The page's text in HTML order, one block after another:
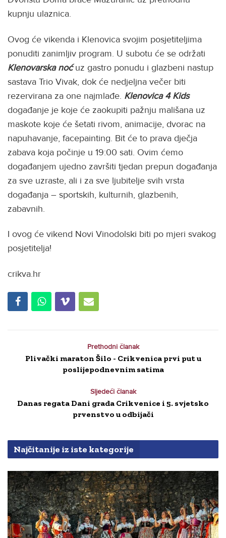
kupnju ulaznica.
Ovog će vikenda i Klenovica svojim posjetiteljima
ponuditi zanimljiv program. U subotu će se održati
Klenovarska noćuz gastro ponudu i glazbeni nastup
sastava Trio Vivak, dok će nedjeljna večer biti
rezervirana za one najmlađe. Klenovica 4 Kids
događanje je koje će zaokupiti pažnju mališana uz
maskote koje će šetati rivom, animacije, dvorac na
napuhavanje, facepainting. Bit će to prava dječja
zabava koja počinje u 19:00 sati. Ovim ćemo
događanjem ujedno završiti tjedan prepun događanja
za sve uzraste, ali i za sve ljubitelje svih vrsta
događanja – sportskih, kulturnih, glazbenih,
zabavnih.
I ovog će vikend Novi Vinodolski biti po mjeri svakog
posjetitelja!
crikva.hr
Prethodni članak
Plivački maraton Šilo - Crikvenica prvi put u
poslijepodnevnim satima
Sljedeći članak
Danas regata Dani grada Crikvenice i 5. svjetsko
prvenstvo u odbijači
Najčitanije iz iste kategorije